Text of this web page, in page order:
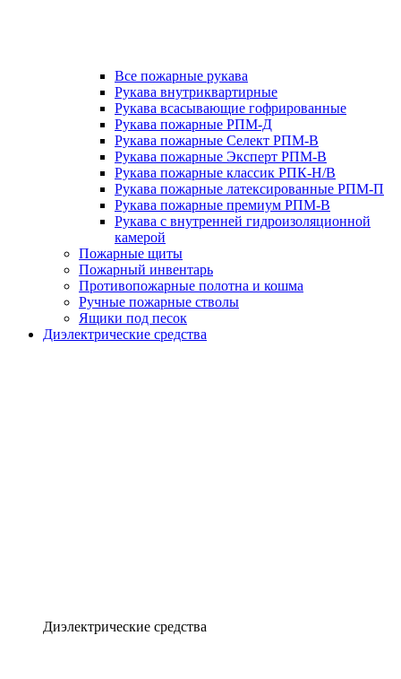
Все пожарные рукава
Рукава внутриквартирные
Рукава всасывающие гофрированные
Рукава пожарные РПМ-Д
Рукава пожарные Селект РПМ-В
Рукава пожарные Эксперт РПМ-В
Рукава пожарные классик РПК-Н/В
Рукава пожарные латексированные РПМ-П
Рукава пожарные премиум РПМ-В
Рукава с внутренней гидроизоляционной
камерой
Пожарные щиты
Пожарный инвентарь
Противопожарные полотна и кошма
Ручные пожарные стволы
Ящики под песок
Диэлектрические средства
Диэлектрические средства